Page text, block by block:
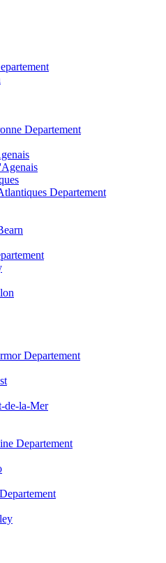
Departement
Departement
Departement
de-la-Mer
Departement